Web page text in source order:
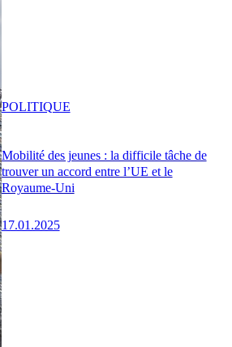
Mobilité des jeunes : la difficile tâche de
trouver un accord entre l’UE et le
Royaume-Uni
17.01.2025
POLITIQUE